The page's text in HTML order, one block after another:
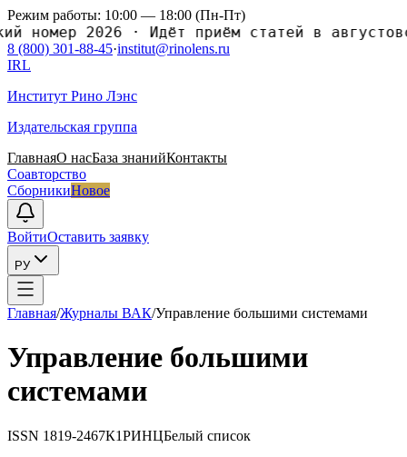
Режим работы: 10:00 — 18:00 (Пн-Пт)
2026·Идёт приём статей в
8 (800) 301-88-45·institut@rinolens.ru
IRL
Институт Рино Лэнс
Издательская группа
ГлавнаяО насБаза знанийКонтакты
Соавторство
СборникиНовое
ВойтиОставить заявку
РУ
Главная/Журналы ВАК/Управление большими системами
Управление большими
системами
ISSN 1819-2467К1РИНЦБелый список